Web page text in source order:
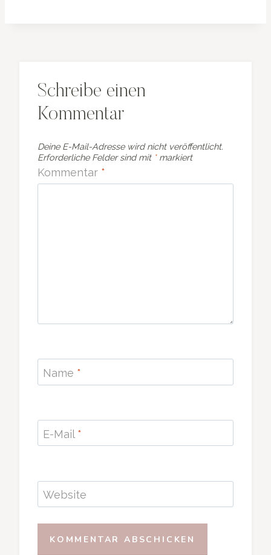
Schreibe einen
Kommentar
Deine E-Mail-Adresse wird nicht veröffentlicht.
Erforderliche Felder sind mit *markiert
Kommentar *
Name *
E-Mail *
Website